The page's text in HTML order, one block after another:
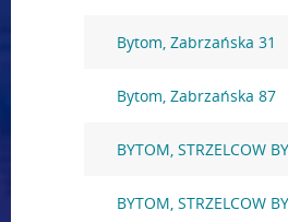
Bytom, Zabrzańska 31
Bytom, Zabrzańska 87
BYTOM, STRZELCOW
BYTOM, STRZELCOW